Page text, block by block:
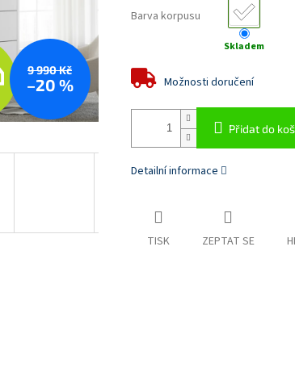
Z
D
R
9 990 Kč
–20 %
Barva korpusu
Skladem
Možnosti doručení
Přidat do
Detailní informace
TISK ZEPTAT SE